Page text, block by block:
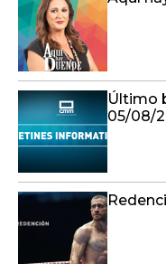
Último
05/08/